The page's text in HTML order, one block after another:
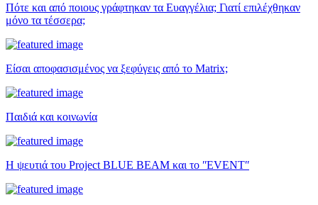
Πότε και από ποιους γράφτηκαν τα Ευαγγέλια; Γιατί επιλέχθηκαν
μόνο τα τέσσερα;
Είσαι αποφασισμένος να ξεφύγεις από το Matrix;
Παιδιά και κοινωνία
Η ψευτιά του Project BLUE BEAM και το ʺEVENTʺ